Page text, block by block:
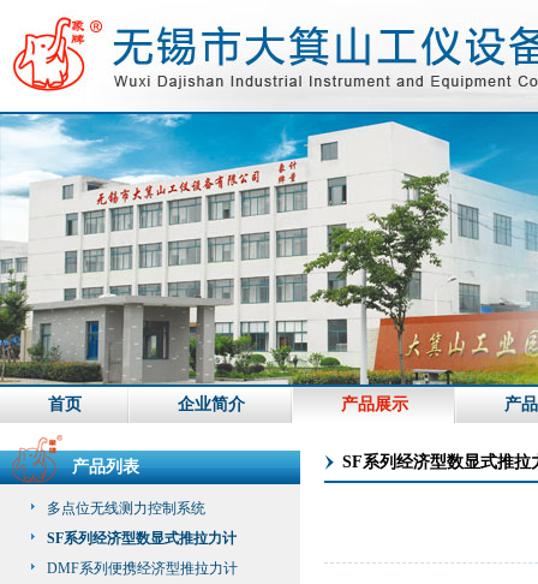
首页 企业简介 产品展示 产
产品列表
多点位无线测力控制系统
SF系列经济型数显式推拉力计
DMF系列便携经济型推拉力计
SF系列经济型数显式推拉